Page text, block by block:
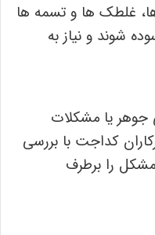
غلطک‌ ها و تسمه‌ ها
و نیاز به
یا مشکلات
کداجت با بررسی
را برطرف